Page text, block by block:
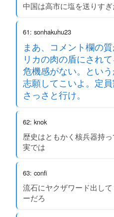
中国は高市に塩を送りすぎ
61: sonhakuhu23
まあ、コメント欄の
リカの肉の盾にされ
危機感がない。とい
志願してこいよ。定員
さっさと行け。
62: knok
歴史はともかく核兵器持
実では
63: confi
流石にヤクザワード出し
ーだろ